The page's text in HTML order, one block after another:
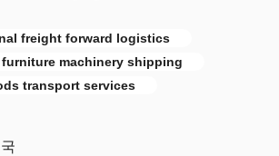
freight forward logistics
machinery shipping
transport services